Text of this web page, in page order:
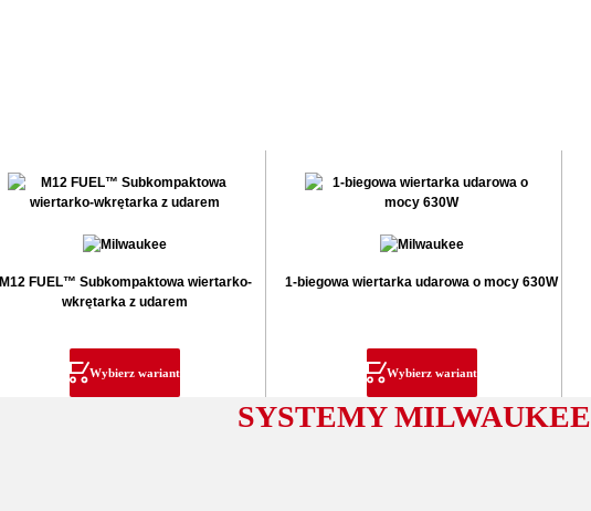
M12 FUEL™ Subkompaktowa wiertarko-
wkrętarka z udarem
Wybierz wariant
1-biegowa wiertarka udarowa o mocy 630W
Wybierz wariant
SYSTEMY MILWAUKEE